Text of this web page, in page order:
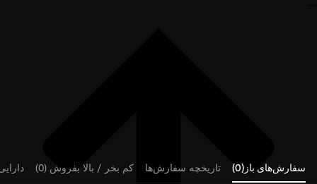
سفارش‌های باز(0) تاریخچه سفارش‌ها کم بخر / بالا بفروش (0)